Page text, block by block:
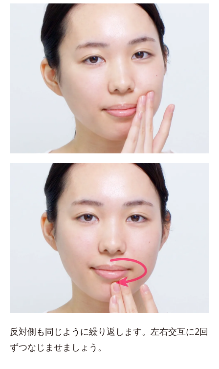
反対側も同じように繰り返します。左右交互に2回
ずつなじませましょう。